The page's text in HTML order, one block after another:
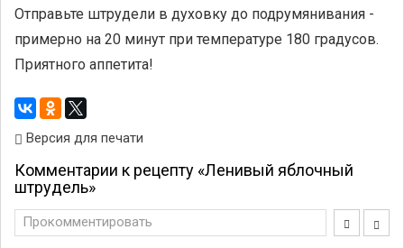
Отправьте штрудели в духовку до подрумянивания -
примерно на 20 минут при температуре 180 градусов.
Приятного аппетита!
Версия для печати
Комментарии к рецепту «Ленивый яблочный
штрудель»
Прокомментировать